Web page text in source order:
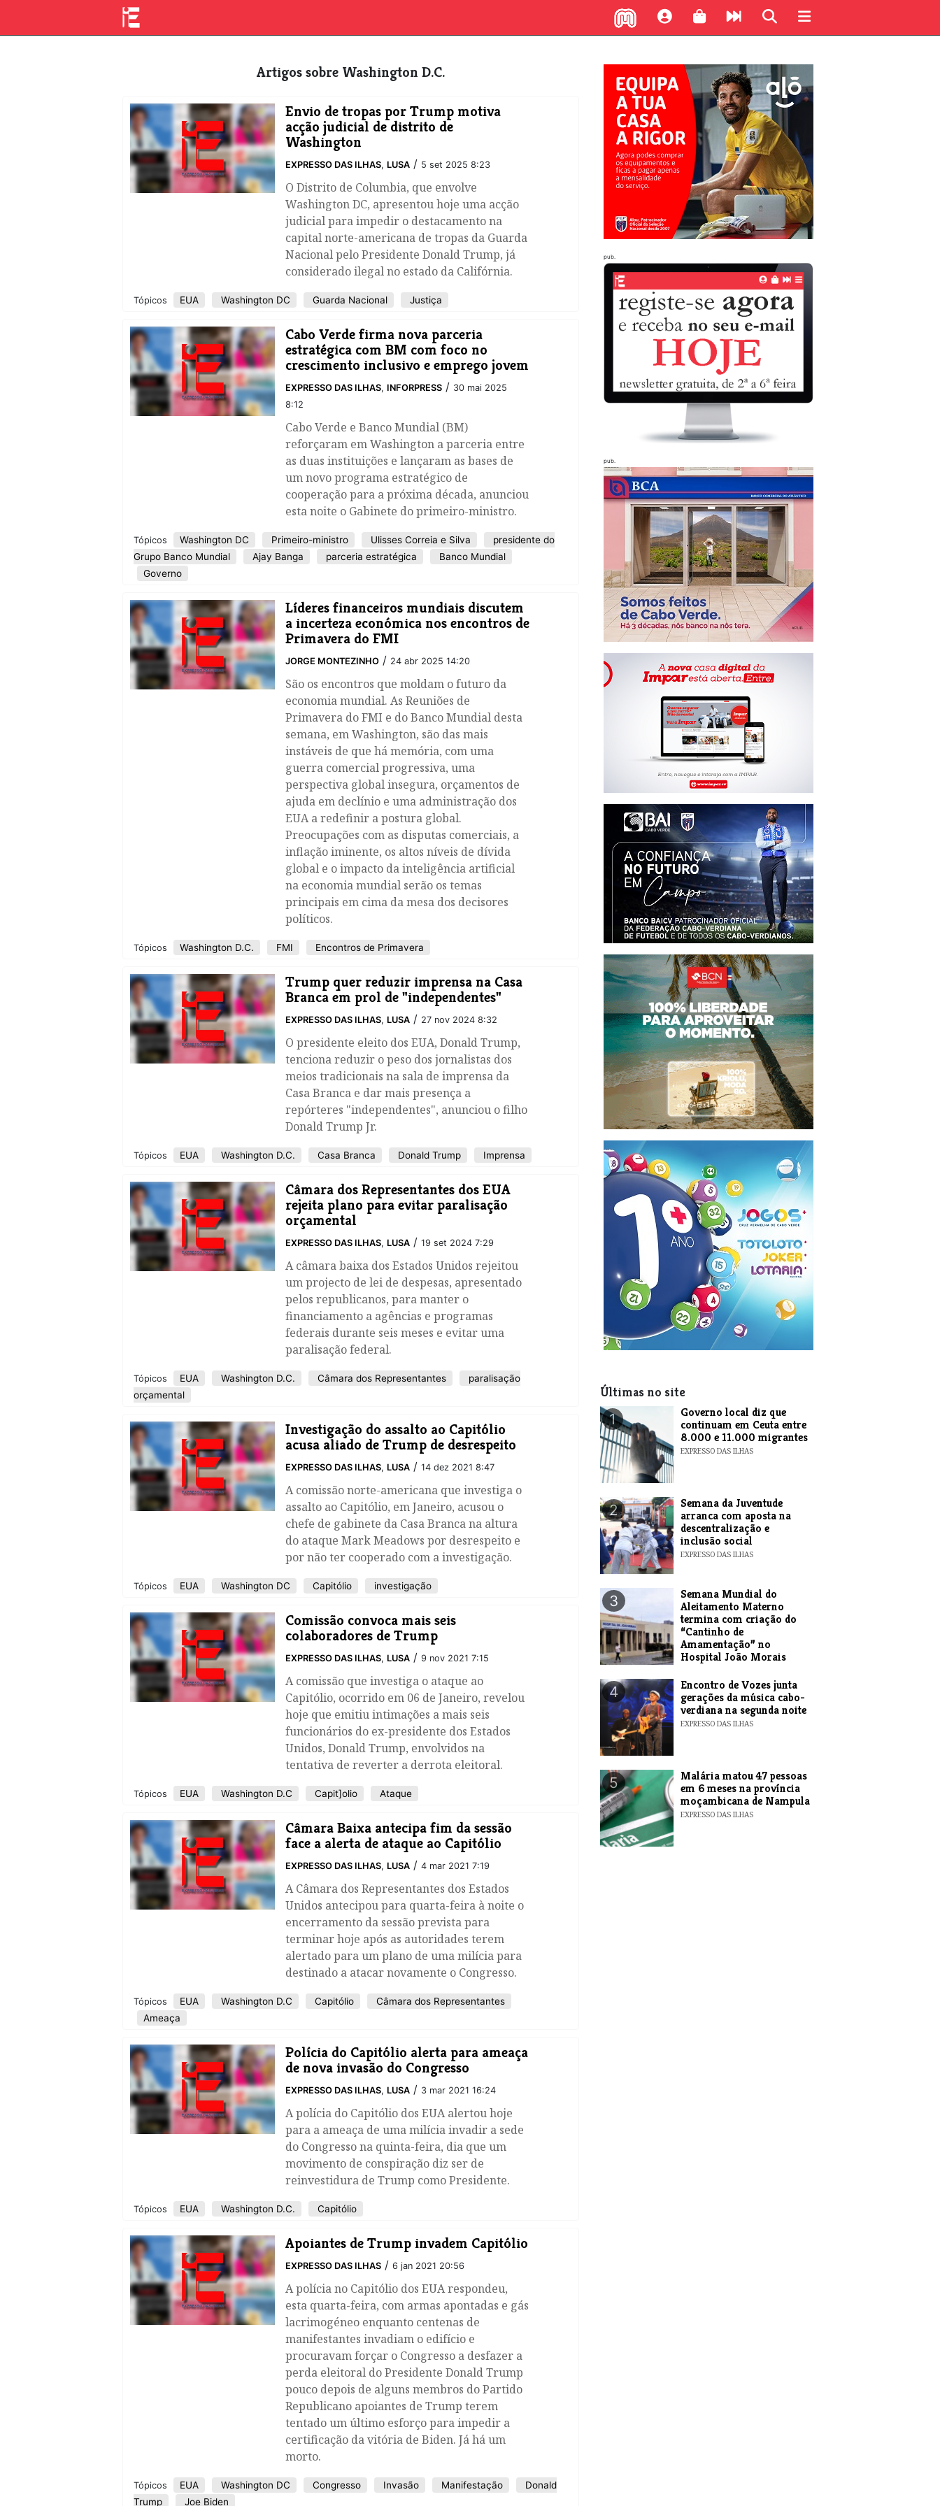
Artigos sobre Washington D.C.
Envio de tropas por Trump motiva
acção judicial de distrito de
Washington
EXPRESSO DAS ILHAS, LUSA / 5 set 2025 8:23
O Distrito de Columbia, que envolve
Washington DC, apresentou hoje uma acção
judicial para impedir o destacamento na
capital norte-americana de tropas da Guarda
Nacional pelo Presidente Donald Trump, já
considerado ilegal no estado da Califórnia.
Tópicos EUA Washington DC Guarda Nacional Justiça
Cabo Verde firma nova parceria
estratégica com BM com foco no
crescimento inclusivo e emprego jovem
EXPRESSO DAS ILHAS, INFORPRESS / 30 mai 2025
8:12
Cabo Verde e Banco Mundial (BM)
reforçaram em Washington a parceria entre
as duas instituições e lançaram as bases de
um novo programa estratégico de
cooperação para a próxima década, anunciou
esta noite o Gabinete do primeiro-ministro.
Tópicos Washington DC Primeiro-ministro Ulisses Correia e Silva
presidente do
Grupo Banco Mundial
Ajay Banga parceria estratégica
Banco Mundial
Governo
Líderes financeiros mundiais discutem
a incerteza económica nos encontros de
Primavera do FMI
JORGE MONTEZINHO / 24 abr 2025 14:20
São os encontros que moldam o futuro da
economia mundial. As Reuniões de
Primavera do FMI e do Banco Mundial desta
semana, em Washington, são das mais
instáveis de que há memória, com uma
guerra comercial progressiva, uma
perspectiva global insegura, orçamentos de
ajuda em declínio e uma administração dos
EUA a redefinir a postura global.
Preocupações com as disputas comerciais, a
inflação iminente, os altos níveis de dívida
global e o impacto da inteligência artificial
na economia mundial serão os temas
principais em cima da mesa dos decisores
políticos.
Tópicos Washington D.C. FMI Encontros de Primavera
Trump quer reduzir imprensa na Casa
Branca em prol de "independentes"
EXPRESSO DAS ILHAS, LUSA / 27 nov 2024 8:32
O presidente eleito dos EUA, Donald Trump,
tenciona reduzir o peso dos jornalistas dos
meios tradicionais na sala de imprensa da
Casa Branca e dar mais presença a
repórteres "independentes", anunciou o filho
Donald Trump Jr.
Tópicos EUA Washington D.C. Casa Branca Donald Trump Imprensa
Câmara dos Representantes dos EUA
rejeita plano para evitar paralisação
orçamental
EXPRESSO DAS ILHAS, LUSA / 19 set 2024 7:29
A câmara baixa dos Estados Unidos rejeitou
um projecto de lei de despesas, apresentado
pelos republicanos, para manter o
financiamento a agências e programas
federais durante seis meses e evitar uma
paralisação federal.
Tópicos EUA Washington D.C. Câmara dos Representantes
paralisação
orçamental
Investigação do assalto ao Capitólio
acusa aliado de Trump de desrespeito
EXPRESSO DAS ILHAS, LUSA / 14 dez 2021 8:47
A comissão norte-americana que investiga o
assalto ao Capitólio, em Janeiro, acusou o
chefe de gabinete da Casa Branca na altura
do ataque Mark Meadows por desrespeito e
por não ter cooperado com a investigação.
Tópicos EUA Washington DC Capitólio investigação
Comissão convoca mais seis
colaboradores de Trump
EXPRESSO DAS ILHAS, LUSA / 9 nov 2021 7:15
A comissão que investiga o ataque ao
Capitólio, ocorrido em 06 de Janeiro, revelou
hoje que emitiu intimações a mais seis
funcionários do ex-presidente dos Estados
Unidos, Donald Trump, envolvidos na
tentativa de reverter a derrota eleitoral.
Tópicos EUA Washington D.C Capit]olio Ataque
Câmara Baixa antecipa fim da sessão
face a alerta de ataque ao Capitólio
EXPRESSO DAS ILHAS, LUSA / 4 mar 2021 7:19
A Câmara dos Representantes dos Estados
Unidos antecipou para quarta-feira à noite o
encerramento da sessão prevista para
terminar hoje após as autoridades terem
alertado para um plano de uma milícia para
destinado a atacar novamente o Congresso.
Tópicos EUA Washington D.C Capitólio
Câmara dos Representantes
Ameaça
Polícia do Capitólio alerta para ameaça
de nova invasão do Congresso
EXPRESSO DAS ILHAS, LUSA / 3 mar 2021 16:24
A polícia do Capitólio dos EUA alertou hoje
para a ameaça de uma milícia invadir a sede
do Congresso na quinta-feira, dia que um
movimento de conspiração diz ser de
reinvestidura de Trump como Presidente.
Tópicos EUA Washington D.C. Capitólio
Apoiantes de Trump invadem Capitólio
EXPRESSO DAS ILHAS / 6 jan 2021 20:56
A polícia no Capitólio dos EUA respondeu,
esta quarta-feira, com armas apontadas e gás
lacrimogéneo enquanto centenas de
manifestantes invadiam o edifício e
procuravam forçar o Congresso a desfazer a
perda eleitoral do Presidente Donald Trump
pouco depois de alguns membros do Partido
Republicano apoiantes de Trump terem
tentado um último esforço para impedir a
certificação da vitória de Biden. Já há um
morto.
Tópicos EUA Washington DC Congresso Invasão Manifestação
Donald
Trump
Joe Biden
pub.
pub.
Últimas no site
1
​Governo local diz que
continuam em Ceuta entre
8.000 e 11.000 migrantes
EXPRESSO DAS ILHAS
2
Semana da Juventude
arranca com aposta na
descentralização e
inclusão social
EXPRESSO DAS ILHAS
3
Semana Mundial do
Aleitamento Materno
termina com criação do
“Cantinho de
Amamentação” no
Hospital João Morais
4
Encontro de Vozes junta
gerações da música cabo-
verdiana na segunda noite
EXPRESSO DAS ILHAS
5
​Malária matou 47 pessoas
em 6 meses na província
moçambicana de Nampula
EXPRESSO DAS ILHAS